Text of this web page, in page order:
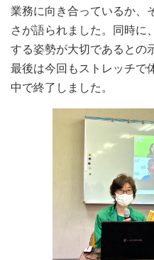
業務に向き合っているか、
さが語られました。同時に
する姿勢が大切であるとの
最後は今回もストレッチで
中で終了しました。